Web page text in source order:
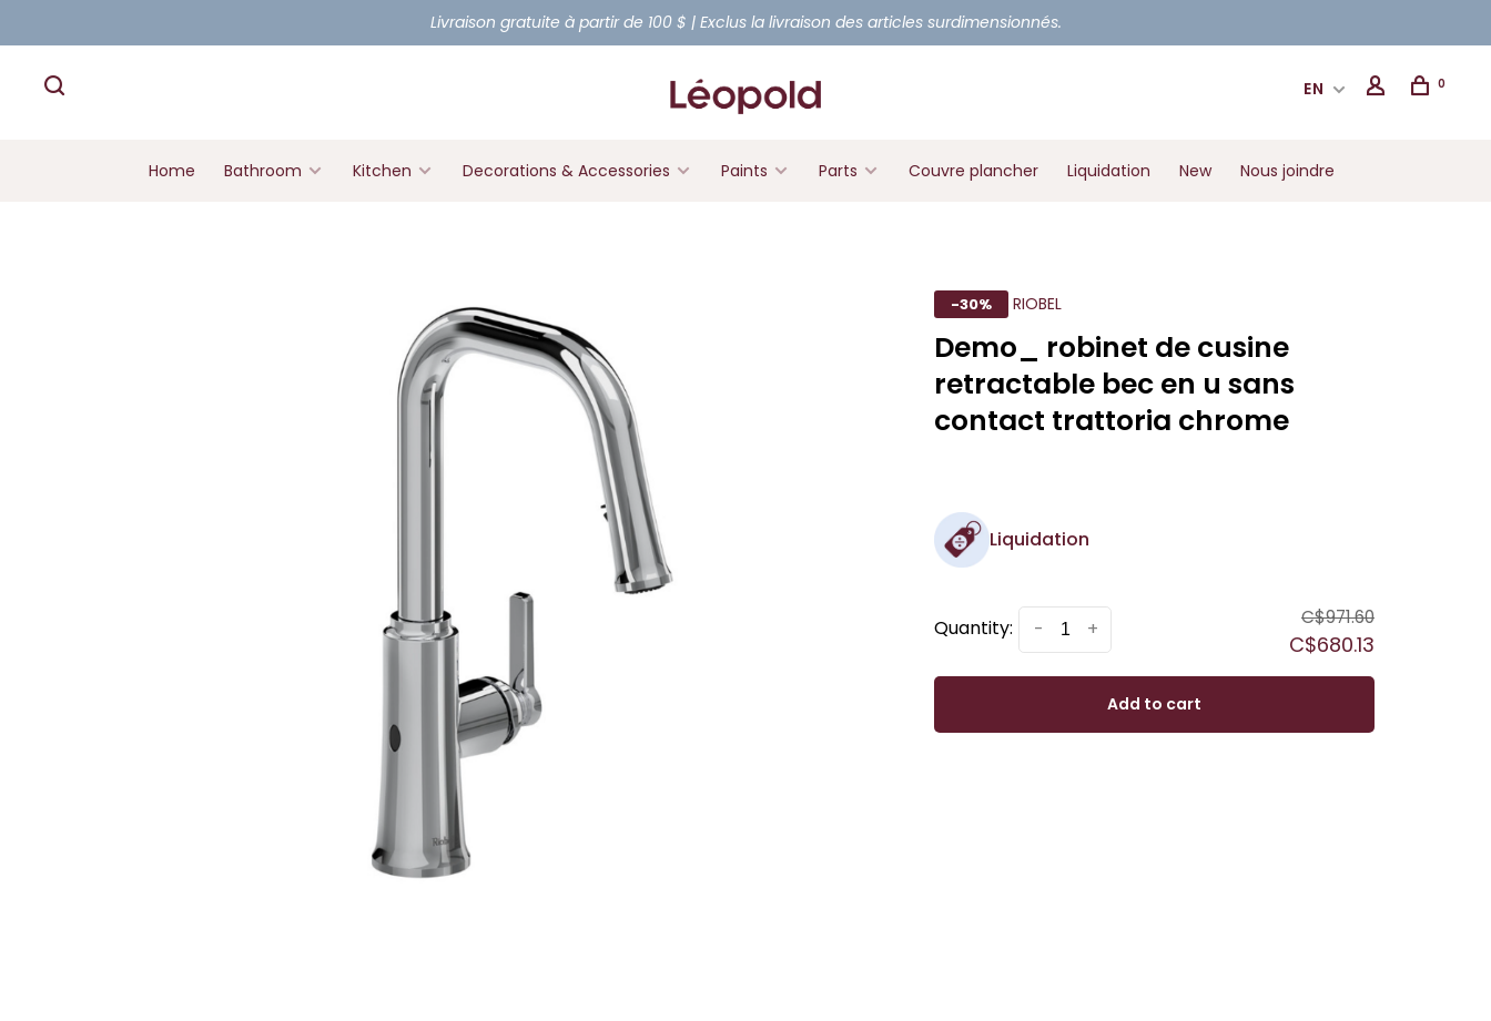
Livraison gratuite à partir de 100 $ | Exclus la livraison des articles surdimensionnés.
EN 0
Home Bathroom Kitchen Decorations & Accessories Paints Parts Couvre plancher Liquidation New Nous joindre
-30% RIOBEL
Demo_ robinet de cusine
retractable bec en u sans
contact trattoria chrome
Liquidation
Quantity: +
- C$971.60
C$680.13
Add to cart